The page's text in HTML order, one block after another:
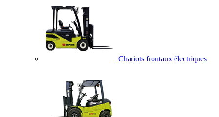
Chariots frontaux électriques